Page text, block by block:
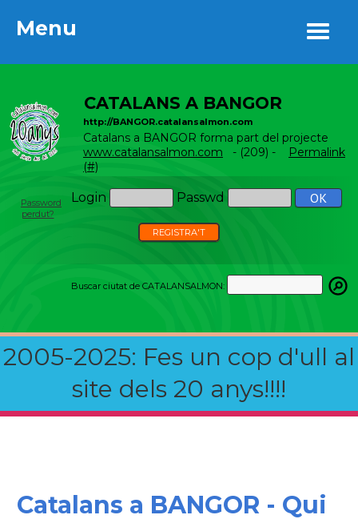
Menu
CATALANS A BANGOR
http://BANGOR.catalansalmon.com
Catalans a BANGOR forma part del projecte
www.catalansalmon.com - (209) -
Permalink
(#)
Login Passwd
Password
perdut?
REGISTRA'T
Buscar ciutat de CATALANSALMON:
2005-2025: Fes un cop d'ull al
site dels 20 anys!!!!
Menu
Catalans a BANGOR - Qui